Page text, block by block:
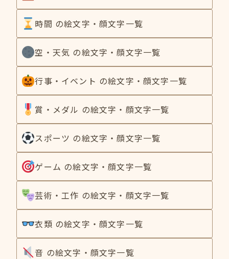
時間 の絵文字・顔文字一覧
空・天気 の絵文字・顔文字一覧
行事・イベント の絵文字・顔文字一覧
賞・メダル の絵文字・顔文字一覧
スポーツ の絵文字・顔文字一覧
ゲーム の絵文字・顔文字一覧
芸術・工作 の絵文字・顔文字一覧
衣類 の絵文字・顔文字一覧
音 の絵文字・顔文字一覧